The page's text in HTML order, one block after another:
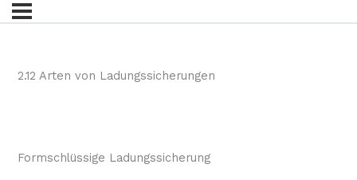
2.12 Arten von Ladungssicherungen
Formschlüssige Ladungssicherung